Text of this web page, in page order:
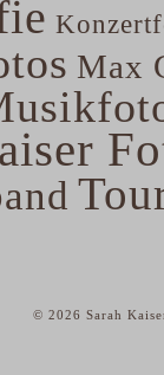
Max
© 2026 Sarah